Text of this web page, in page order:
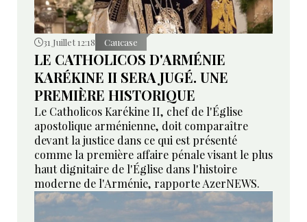
31 Juillet 12:18 Caucase
LE CATHOLICOS D'ARMÉNIE
KARÉKINE II SERA JUGÉ. UNE
PREMIÈRE HISTORIQUE
Le Catholicos Karékine II, chef de l'Église
apostolique arménienne, doit comparaître
devant la justice dans ce qui est présenté
comme la première affaire pénale visant le plus
haut dignitaire de l'Église dans l'histoire
moderne de l'Arménie, rapporte AzerNEWS.